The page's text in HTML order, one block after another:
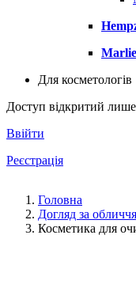
Для косметологів
Доступ відкритий лише
Ввійти
Реєстрація
Головна
Догляд за
Косметика для